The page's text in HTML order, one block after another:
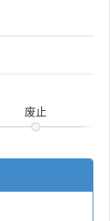
废止